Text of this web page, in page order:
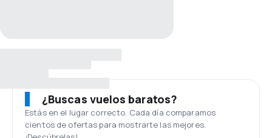
¿Buscas vuelos baratos?
Estás en el lugar correcto. Cada día comparamos
cientos de ofertas para mostrarte las mejores.